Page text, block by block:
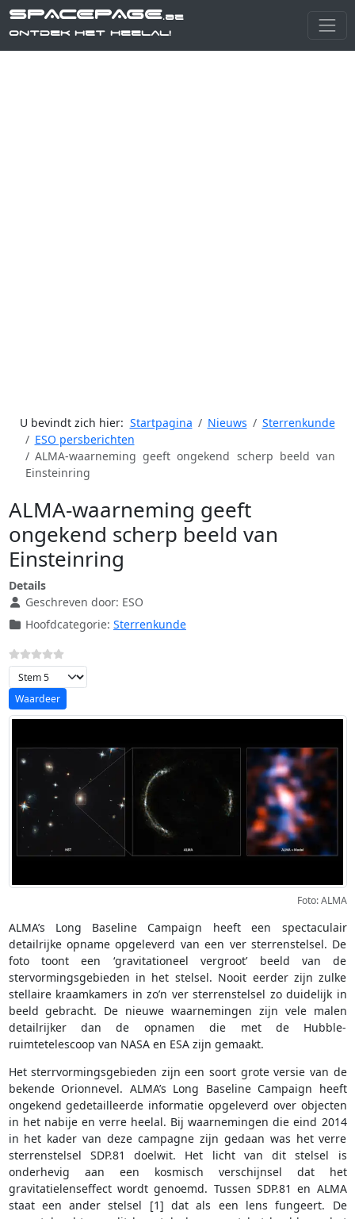
SPACEPAGE.be
Ontdek het heelal!
U bevindt zich hier: Startpagina Nieuws
Sterrenkunde
ESO persberichten
ALMA-waarneming geeft ongekend scherp beeld van
Einsteinring
ALMA-waarneming geeft
ongekend scherp beeld van
Einsteinring
Details
Geschreven door: ESO
Hoofdcategorie: Sterrenkunde
Voeg waardering toe
Foto: ALMA
ALMA’s Long Baseline Campaign heeft een spectaculair
detailrijke opname opgeleverd van een ver sterrenstelsel. De
foto toont een ‘gravitationeel vergroot’ beeld van de
stervormingsgebieden in het stelsel. Nooit eerder zijn zulke
stellaire kraamkamers in zo’n ver sterrenstelsel zo duidelijk in
beeld gebracht. De nieuwe waarnemingen zijn vele malen
detailrijker dan de opnamen die met de Hubble-
ruimtetelescoop van NASA en ESA zijn gemaakt.
Het sterrvormingsgebieden zijn een soort grote versie van de
bekende Orionnevel. ALMA’s Long Baseline Campaign heeft
ongekend gedetailleerde informatie opgeleverd over objecten
in het nabije en verre heelal. Bij waarnemingen die eind 2014
in het kader van deze campagne zijn gedaan was het verre
sterrenstelsel SDP.81 doelwit. Het licht van dit stelsel is
onderhevig aan een kosmisch verschijnsel dat het
gravitatielenseffect wordt genoemd. Tussen SDP.81 en ALMA
staat een ander stelsel [1] dat als een lens fungeert. De